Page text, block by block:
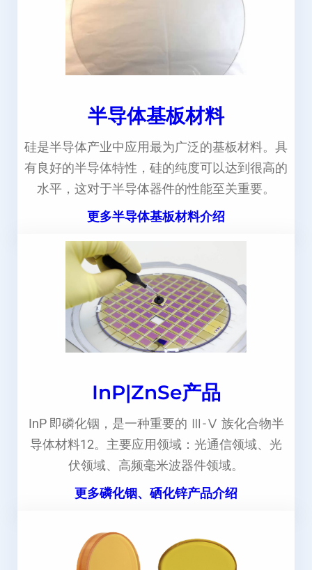
半导体基板材料
硅是半导体产业中应用最为广泛的基板材料。具
有良好的半导体特性，硅的纯度可以达到很高的
水平，这对于半导体器件的性能至关重要。
更多半导体基板材料介绍
InP|ZnSe产品
InP 即磷化铟，是一种重要的 Ⅲ-Ⅴ 族化合物半
导体材料12。主要应用领域：光通信领域、光
伏领域、高频毫米波器件领域。
更多磷化铟、硒化锌产品介绍